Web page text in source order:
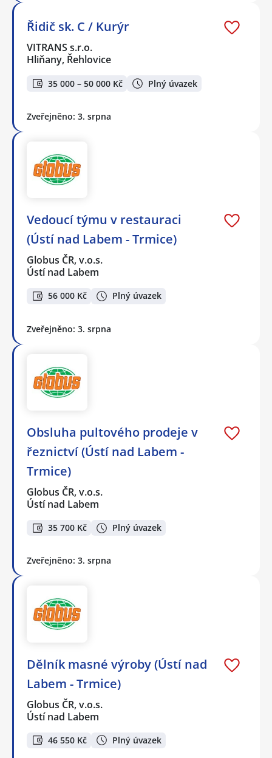
Řidič sk. C / Kurýr
VITRANS s.r.o.
Hliňany, Řehlovice
35 000 – 50 000 Kč Plný úvazek
Zveřejněno: 3. srpna
Vedoucí týmu v restauraci
(Ústí nad Labem - Trmice)
Globus ČR, v.o.s.
Ústí nad Labem
56 000 Kč Plný úvazek
Zveřejněno: 3. srpna
Obsluha pultového prodeje v
řeznictví (Ústí nad Labem -
Trmice)
Globus ČR, v.o.s.
Ústí nad Labem
35 700 Kč Plný úvazek
Zveřejněno: 3. srpna
Dělník masné výroby (Ústí nad
Labem - Trmice)
Globus ČR, v.o.s.
Ústí nad Labem
46 550 Kč Plný úvazek